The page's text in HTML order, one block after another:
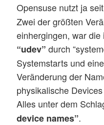
Opensuse nutzt ja
Zwei der größten
einhergingen, war
“udev” durch
Systemstarts und
Veränderung der
physikalische
Alles unter dem
device names”.